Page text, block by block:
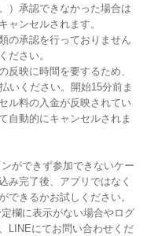
）承認できなかった場合は
ャンセルされます。
の承認を行っておりません
ださい。
反映に時間を要するため、
いください。開始15分前ま
ル料の入金が反映されてい
自動的にキャンセルされま
ができず参加できないケー
み完了後、アプリではなく
できるかお試しください。
欄に表示がない場合やログ
LINEにてお問い合わせくだ